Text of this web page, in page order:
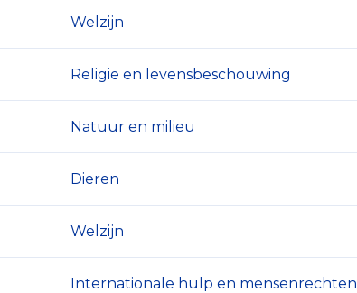
Welzijn
Religie en levensbeschouwing
Natuur en milieu
Dieren
Welzijn
Internationale hulp en mensenrechten